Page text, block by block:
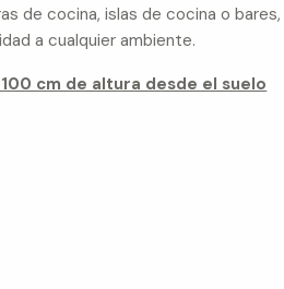
de cocina, islas de cocina o bares,
a cualquier ambiente.
cm de altura desde el suelo